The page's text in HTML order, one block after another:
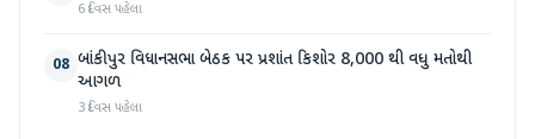
6 દિવસ પહેલા
08 બાંકીપુર વિધાનસભા બેઠક પર પ્રશાંત કિશોર 8,000 થી વધુ મતોથી
આગળ
3 દિવસ પહેલા